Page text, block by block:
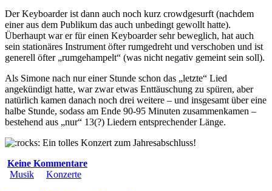
Der Keyboarder ist dann auch noch kurz crowdgesurft (nachdem
einer aus dem Publikum das auch unbedingt gewollt hatte).
Überhaupt war er für einen Keyboarder sehr beweglich, hat auch
sein stationäres Instrument öfter rumgedreht und verschoben und ist
generell öfter „rumgehampelt“ (was nicht negativ gemeint sein soll).
Als Simone nach nur einer Stunde schon das „letzte“ Lied
angekündigt hatte, war zwar etwas Enttäuschung zu spüren, aber
natürlich kamen danach noch drei weitere – und insgesamt über eine
halbe Stunde, sodass am Ende 90-95 Minuten zusammenkamen –
bestehend aus „nur“ 13(?) Liedern entsprechender Länge.
Ein tolles Konzert zum Jahresabschluss!
Keine Kommentare
Musik
Konzerte